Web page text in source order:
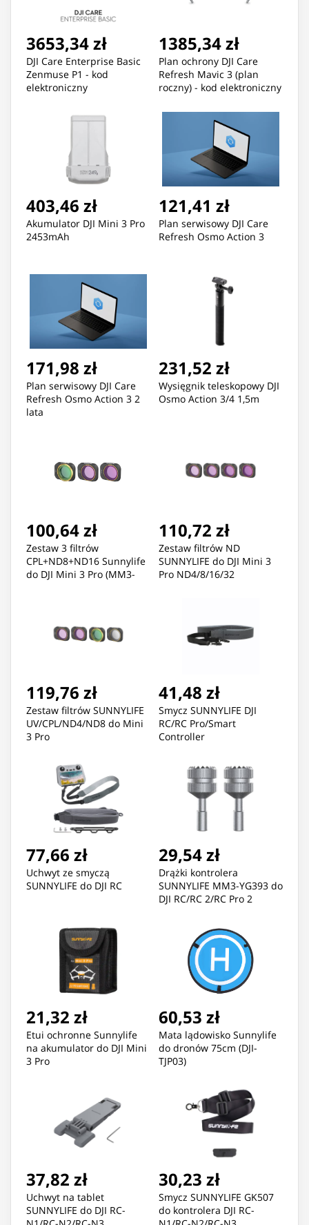
3653,34 zł
DJI Care Enterprise Basic
Zenmuse P1 - kod
elektroniczny
1385,34 zł
Plan ochrony DJI Care
Refresh Mavic 3 (plan
roczny) - kod elektroniczny
403,46 zł
Akumulator DJI Mini 3 Pro
2453mAh
121,41 zł
Plan serwisowy DJI Care
Refresh Osmo Action 3
171,98 zł
Plan serwisowy DJI Care
Refresh Osmo Action 3 2
lata
231,52 zł
Wysięgnik teleskopowy DJI
Osmo Action 3/4 1,5m
100,64 zł
Zestaw 3 filtrów
CPL+ND8+ND16 Sunnylife
do DJI Mini 3 Pro (MM3-
110,72 zł
Zestaw filtrów ND
SUNNYLIFE do DJI Mini 3
Pro ND4/8/16/32
119,76 zł
Zestaw filtrów SUNNYLIFE
UV/CPL/ND4/ND8 do Mini
3 Pro
41,48 zł
Smycz SUNNYLIFE DJI
RC/RC Pro/Smart
Controller
77,66 zł
Uchwyt ze smyczą
SUNNYLIFE do DJI RC
29,54 zł
Drążki kontrolera
SUNNYLIFE MM3-YG393 do
DJI RC/RC 2/RC Pro 2
21,32 zł
Etui ochronne Sunnylife
na akumulator do DJI Mini
3 Pro
60,53 zł
Mata lądowisko Sunnylife
do dronów 75cm (DJI-
TJP03)
37,82 zł
Uchwyt na tablet
SUNNYLIFE do DJI RC-
30,23 zł
Smycz SUNNYLIFE GK507
do kontrolera DJI RC-